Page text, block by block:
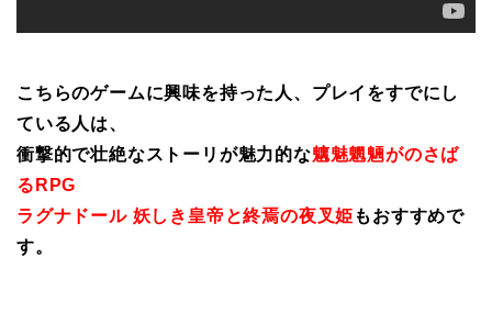
こちらのゲームに興味を持った人、プレイをすでにし
ている人は、
衝撃的で壮絶なストーリが魅力的な魑魅魍魎がのさば
るRPG
ラグナドール 妖しき皇帝と終焉の夜叉姫 もおすすめで
す。